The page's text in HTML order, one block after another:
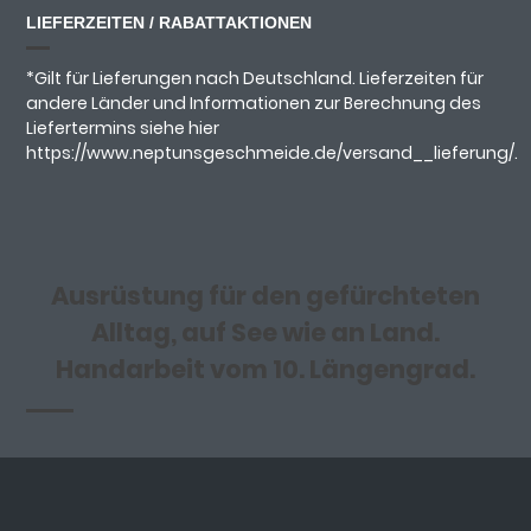
LIEFERZEITEN / RABATTAKTIONEN
*Gilt für Lieferungen nach Deutschland. Lieferzeiten für
andere Länder und Informationen zur Berechnung des
Liefertermins siehe hier
https://www.neptunsgeschmeide.de/versand__lieferung/.
Ausrüstung für den gefürchteten
Alltag, auf See wie an Land.
Handarbeit vom 10. Längengrad.